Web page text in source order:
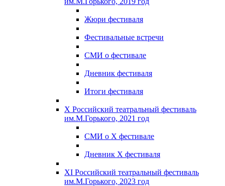
Жюри фестиваля
Фестивальные встречи
СМИ о фестивале
Дневник фестиваля
Итоги фестиваля
X Российский театральный фестиваль
им.М.Горького, 2021 год
СМИ о X фестивале
Дневник X фестиваля
XI Российский театральный фестиваль
им.М.Горького, 2023 год